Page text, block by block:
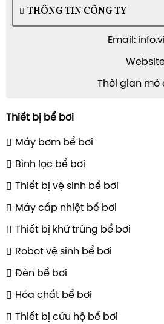
THÔNG TIN CÔNG TY
Email:
Thời gian mở
Thiết bị bể bơi
Máy bơm bể bơi
Bình lọc bể bơi
Thiết bị vệ sinh bể bơi
Máy cấp nhiệt bể bơi
Thiết bị khử trùng bể bơi
Robot vệ sinh bể bơi
Đèn bể bơi
Hóa chất bể bơi
Thiết bị cứu hộ bể bơi